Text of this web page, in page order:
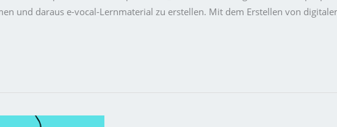
und daraus e-vocal-Lernmaterial zu erstellen. Mit dem Erstellen von